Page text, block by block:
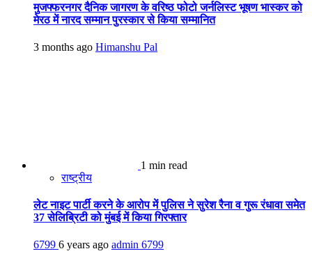
मुजफ्फरनगर दैनिक जागरण के वरिष्ठ फोटो जर्नलिस्ट भूषण भास्कर को
मेरठ में नारद सम्मान पुरस्कार से किया सम्मानित
3 months ago Himanshu Pal
1 min read
राष्ट्रीय
लेट नाइट पार्टी करने के आरोप में पुलिस ने सुरेश रैना व गुरू रंधावा समेत
37 सेलिब्रिटी को मुंबई में किया गिरफ्तार
6799 6 years ago admin 6799